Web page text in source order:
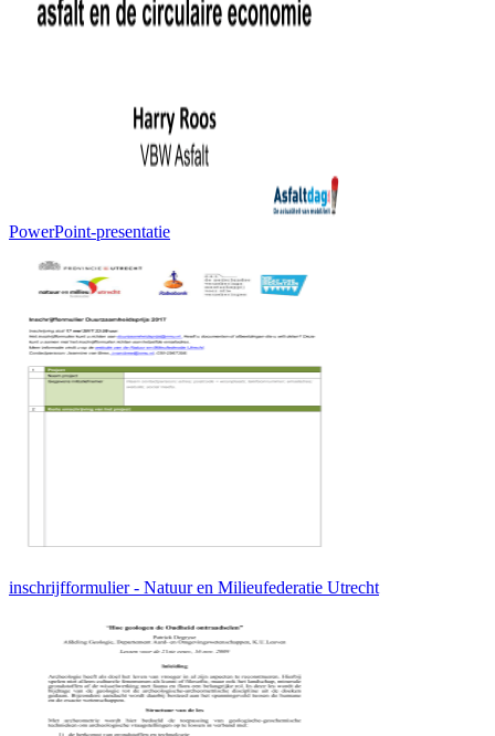
PowerPoint-presentatie
inschrijfformulier - Natuur en Milieufederatie Utrecht